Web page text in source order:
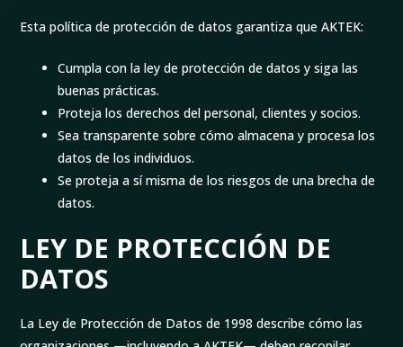
Esta política de protección de datos garantiza que AKTEK:
Cumpla con la ley de protección de datos y siga las
buenas prácticas.
Proteja los derechos del personal, clientes y socios.
Sea transparente sobre cómo almacena y procesa los
datos de los individuos.
Se proteja a sí misma de los riesgos de una brecha de
datos.
LEY DE PROTECCIÓN DE
DATOS
La Ley de Protección de Datos de 1998 describe cómo las